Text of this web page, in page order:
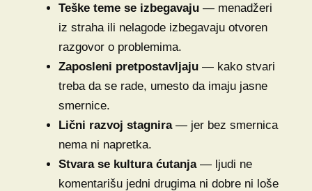
Teške teme se izbegavaju— menadžeri
iz straha ili nelagode izbegavaju otvoren
razgovor o problemima.
Zaposleni pretpostavljaju— kako stvari
treba da se rade, umesto da imaju jasne
smernice.
Lični razvoj stagnira— jer bez smernica
nema ni napretka.
Stvara se kultura ćutanja— ljudi ne
komentarišu jedni drugima ni dobre ni loše